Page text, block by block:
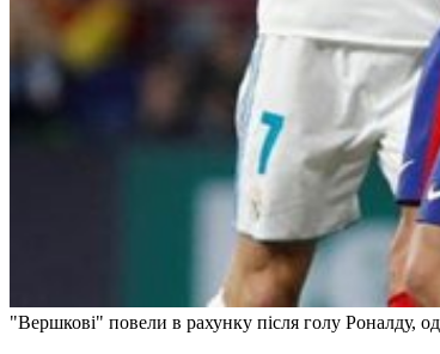
"Вершкові" повели в рахунку після голу Роналду,